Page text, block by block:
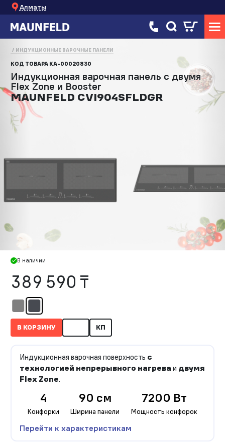
Алматы
ИНДУКЦИОННЫЕ ВАРОЧНЫЕ ПАНЕЛИ
КОД ТОВАРА КА-00020830
Индукционная варочная панель с двумя
Flex Zone и Booster
MAUNFELD CVI904SFLDGR
В наличии
389 590 ₸
В КОРЗИНУ КП
Индукционная варочная поверхность с
технологией непрерывного нагрева и двумя
Flex Zone.
4
Конфорки
90 см
Ширина панели
7200 Вт
Мощность конфорок
Перейти к характеристикам